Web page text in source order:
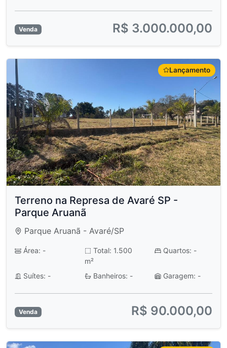
Venda R$ 3.000.000,00
Lançamento
Terreno na Represa de Avaré SP -
Parque Aruanã
Parque Aruanã - Avaré/SP
Área: -
Total: 1.500
m²
Quartos: -
Suítes: - Banheiros: - Garagem: -
Venda R$ 90.000,00